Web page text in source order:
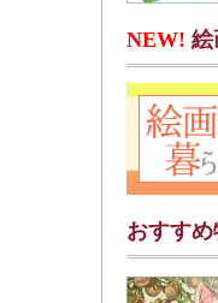
NEW! 絵
おすすめ